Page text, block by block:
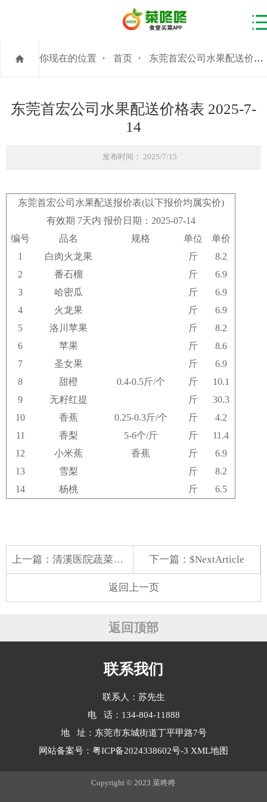
你现在的位置 首页 东莞首宏公司水果配送价格表 2025-7-14
东莞首宏公司水果配送价格表 2025-7-
14
发布时间： 2025/7/15
东莞首宏公司水果配送报价表(以下报价均属实价)
有效期 7天内 报价日期：2025-07-14
编号
品名 规格 单位
单价
1
白肉火龙果 斤
8.2
2
番石榴 斤
6.9
3
哈密瓜 斤
6.9
4
火龙果 斤
6.9
5
洛川苹果 斤
8.2
6
苹果 斤
8.6
7
圣女果 斤
6.9
8
甜橙 0.4-0.5斤/个 斤
10.1
9
无籽红提 斤
30.3
10
香蕉 0.25-0.3斤/个 斤
4.2
11
香梨 5-6个/斤 斤
11.4
12
小米蕉 香蕉 斤
6.9
13
雪梨 斤
8.2
14
杨桃 斤 6.5
上一篇： 清溪医院蔬菜配送价格表 下一篇：$NextArticle
返回上一页
返回顶部
联系我们
联系人：苏先生
电 话：134-804-11888
地 址：东莞市东城街道丁平甲路7号
网站备案号： 粤ICP备2024338602号-3 XML地图
Copyright © 2023 菜咚咚